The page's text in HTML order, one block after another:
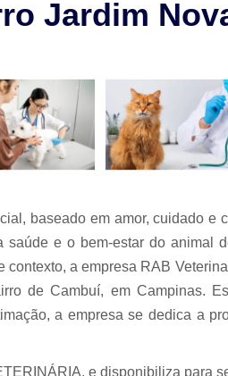
Cirurgia em
Cirurgia para
Clínica 24
Jardim
baseado em amor, cuidado e
saúde e o bem-estar do animal
a empresa RAB
de Cambuí, em Campinas.
a empresa se dedica a
e disponibiliza para